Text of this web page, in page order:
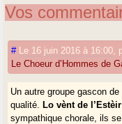
Vos
# Le 16 juin 2016 à 16:00
Le Choeur d’Hommes de
Un autre groupe gascon
qualité.
Lo vènt de l’Estèir
sympathique chorale, ils